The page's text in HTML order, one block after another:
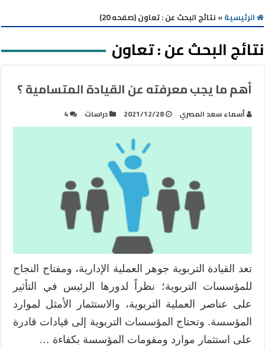
الرئيسية» نتائج البحث عن : تعاون (صفحه 20)
نتائج البحث عن :تعاون
أهم ما يجب معرفته عن القيادة المتسامية ؟
أسماء سعد المصري 2021/12/28 دراسات 4
تعد القيادة التربوية جوهر العملية الإدارية، ومفتاح النجاح
للمؤسسات التربوية؛ نظراً لدورها الرئيس في التأثير
على عناصر العملية التربوية، والاستثمار الأمثل لموارد
المؤسسة. وتحتاج المؤسسات التربوية إلى قيادات قادرة
على استثمار موارد ومقومات المؤسسة بكفاءة …